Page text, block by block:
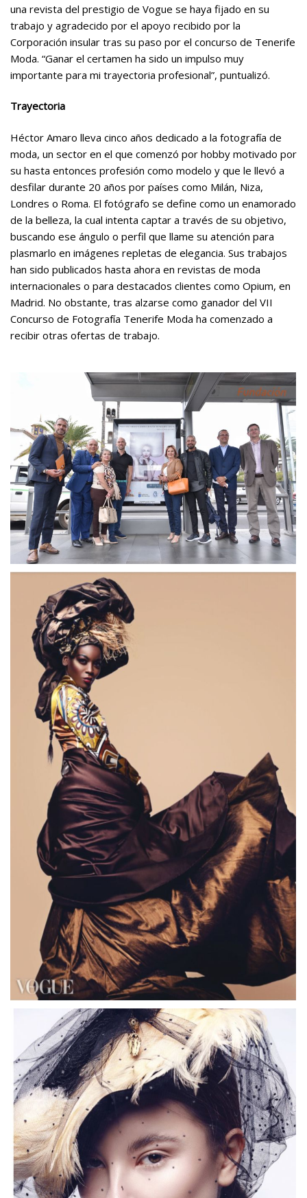
una revista del prestigio de Vogue se haya fijado en su
trabajo y agradecido por el apoyo recibido por la
Corporación insular tras su paso por el concurso de Tenerife
Moda. “Ganar el certamen ha sido un impulso muy
importante para mi trayectoria profesional”, puntualizó.
Trayectoria
Héctor Amaro lleva cinco años dedicado a la fotografía de
moda, un sector en el que comenzó por hobby motivado por
su hasta entonces profesión como modelo y que le llevó a
desfilar durante 20 años por países como Milán, Niza,
Londres o Roma. El fotógrafo se define como un enamorado
de la belleza, la cual intenta captar a través de su objetivo,
buscando ese ángulo o perfil que llame su atención para
plasmarlo en imágenes repletas de elegancia. Sus trabajos
han sido publicados hasta ahora en revistas de moda
internacionales o para destacados clientes como Opium, en
Madrid. No obstante, tras alzarse como ganador del VII
Concurso de Fotografía Tenerife Moda ha comenzado a
recibir otras ofertas de trabajo.